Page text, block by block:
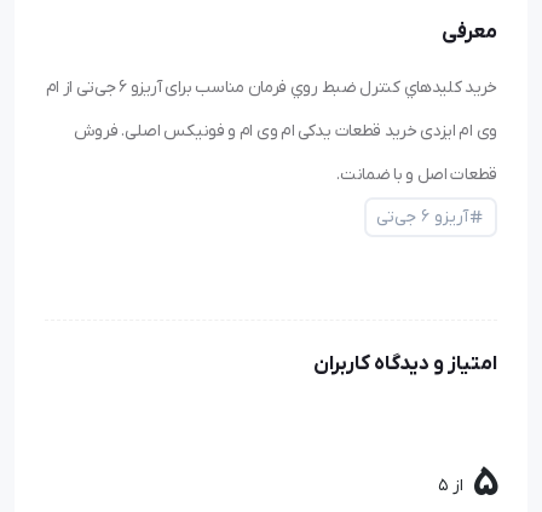
معرفی
خرید کليدهاي کنترل ضبط روي فرمان مناسب برای آریزو ۶ جی‌تی از ام
وی ام ایزدی خرید قطعات یدکی ام وی ام و فونیکس اصلی. فروش
قطعات اصل و با ضمانت.
آریزو ۶ جی‌تی
امتیاز و دیدگاه کاربران
5 از 5